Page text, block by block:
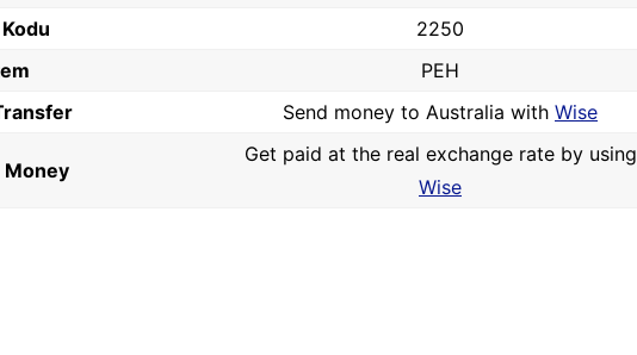
2250
PEH
Send money to Australia with Wise
Money
Get paid at the real exchange rate by using
Wise